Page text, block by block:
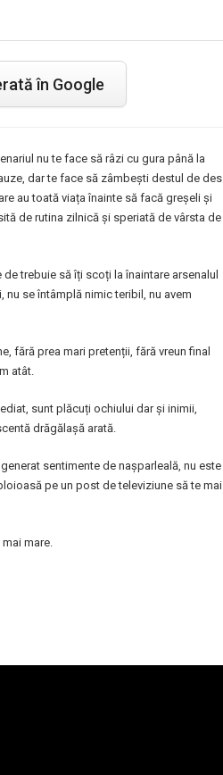
în Google
nu te face să râzi cu gura până la
dar te face să zâmbești destul de des
au toată viața înainte să facă greșeli și
de rutina zilnică și speriată de vârsta de
trebuie să îți scoți la înaintare arsenalul
se întâmplă nimic teribil, nu avem
fără prea mari pretenții, fără vreun final
atât.
sunt plăcuți ochiului dar și inimii,
drăgălașă arată.
sentimente de nașparleală, nu este
pe un post de televiziune să te mai
mare.